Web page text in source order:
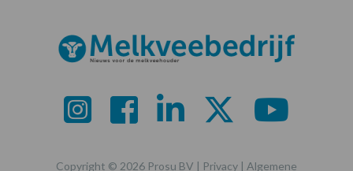
Copyright © 2026 Prosu BV | Privacy | Algemene